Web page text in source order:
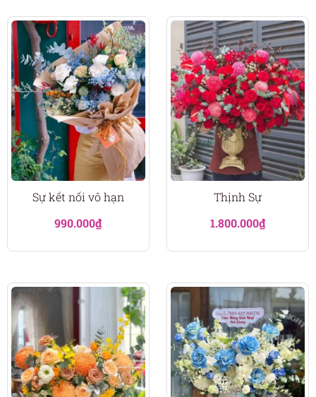
Sự kết nối vô hạn
990.000₫
Thịnh Sự
1.800.000₫